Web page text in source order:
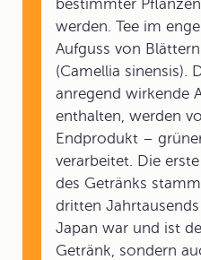
bestimmter
werden. Tee im
Aufguss von
(Camellia sinensis).
anregend wirkende
enthalten, werden
Endprodukt –
verarbeitet. Die
des Getränks
dritten
Japan war und ist
Getränk, sondern